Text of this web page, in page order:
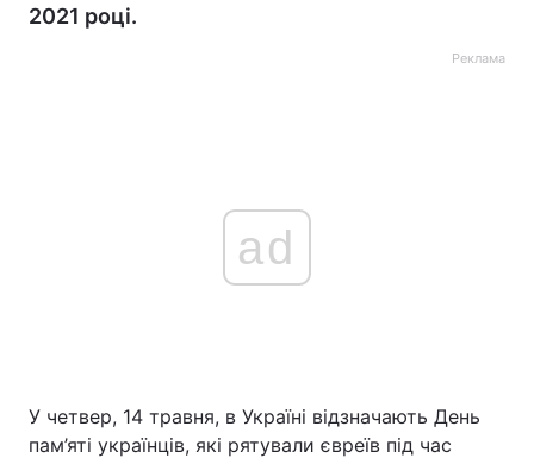
2021 році.
Реклама
ad
У четвер, 14 травня, в Україні відзначають День
пам’яті українців, які рятували євреїв під час